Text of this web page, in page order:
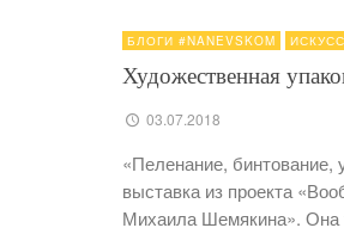
БЛОГИ #NANEVSKOM
Художественная
03.07.2018
«Пеленание, бинтование,
выставка из проекта
Михаила Шемякина». Она